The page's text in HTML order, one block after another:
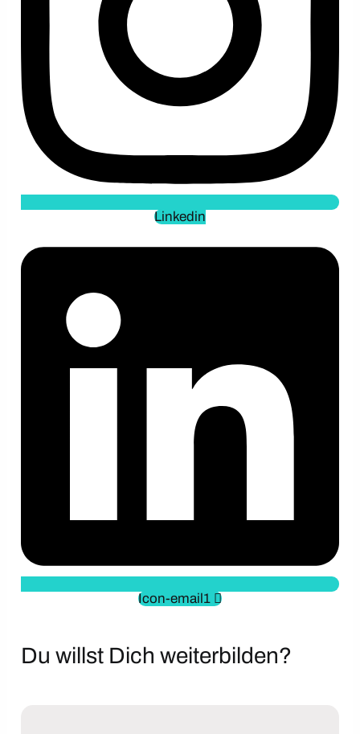
Linkedin
Icon-email1
Du willst Dich weiterbilden?